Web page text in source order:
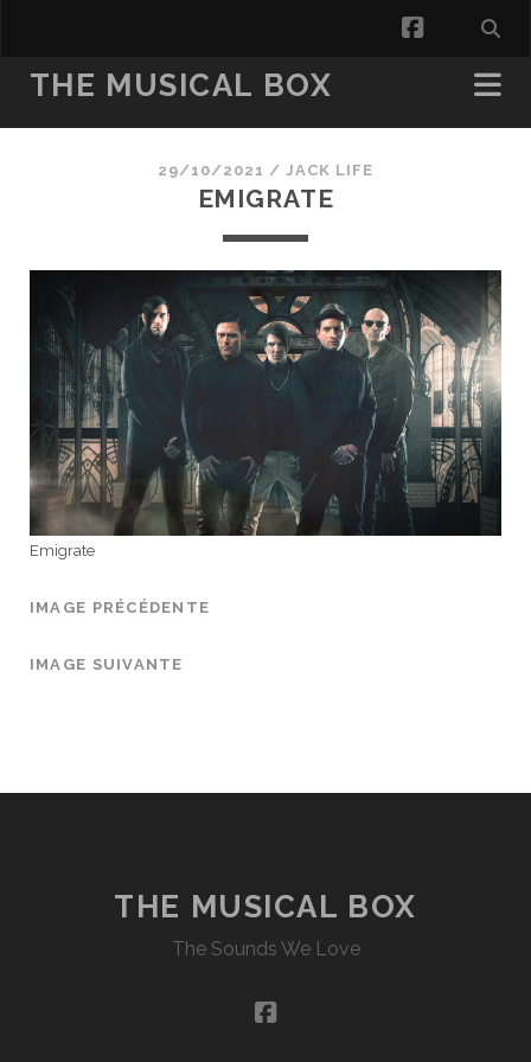
facebook
THE MUSICAL BOX
29/10/2021 /JACK LIFE
EMIGRATE
Emigrate
IMAGE PRÉCÉDENTE
IMAGE SUIVANTE
THE MUSICAL BOX
The Sounds We Love
facebook